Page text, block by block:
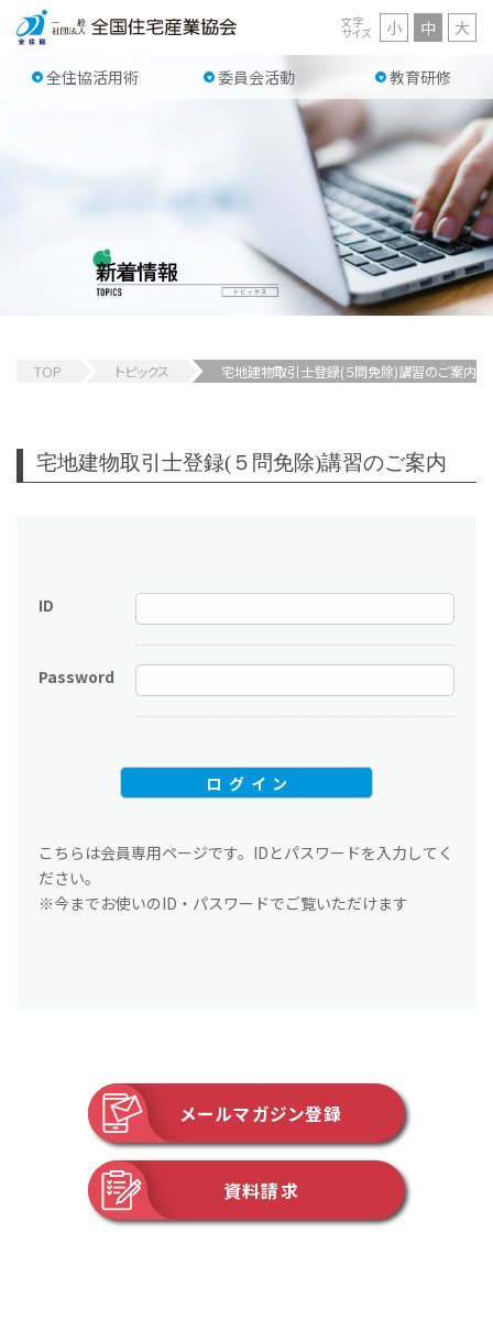
全住協活用術 委員会活動 教育研修
文字
サイズ 小 中 大
TOP トピックス 宅地建物取引士登録(５問免除)講習のご案内
宅地建物取引士登録(５問免除)講習のご案内
ID
Password
こちらは会員専用ページです。IDとパスワードを入力してく
ださい。
※今までお使いのID・パスワードでご覧いただけます
メールマガジン登録
資料請求